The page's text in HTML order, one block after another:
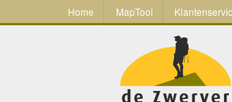
Home MapTool